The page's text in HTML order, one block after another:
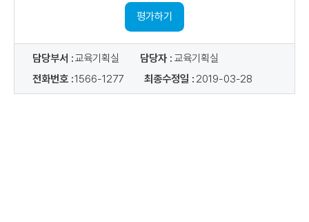
평가하기
담당부서 :교육기획실 담당자 : 교육기획실
전화번호 :1566-1277 최종수정일 : 2019-03-28